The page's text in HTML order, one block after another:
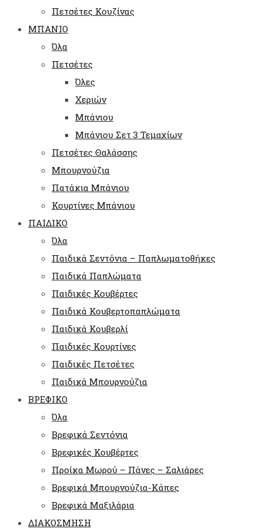
Πετσέτες Κουζίνας
ΜΠΑΝΙΟ
Όλα
Πετσέτες
Όλες
Χεριών
Μπάνιου
Μπάνιου Σετ 3 Τεμαχίων
Πετσέτες Θαλάσσης
Μπουρνούζια
Πατάκια Μπάνιου
Κουρτίνες Μπάνιου
ΠΑΙΔΙΚΟ
Όλα
Παιδικά Σεντόνια – Παπλωματοθήκες
Παιδικά Παπλώματα
Παιδικές Κουβέρτες
Παιδικά Κουβερτοπαπλώματα
Παιδικά Κουβερλί
Παιδικές Κουρτίνες
Παιδικές Πετσέτες
Παιδικά Μπουρνούζια
ΒΡΕΦΙΚΟ
Όλα
Βρεφικά Σεντόνια
Βρεφικές Κουβέρτες
Προίκα Μωρού – Πάνες – Σαλιάρες
Βρεφικά Μπουρνούζια-Κάπες
Βρεφικά Μαξιλάρια
ΔΙΑΚΟΣΜΗΣΗ